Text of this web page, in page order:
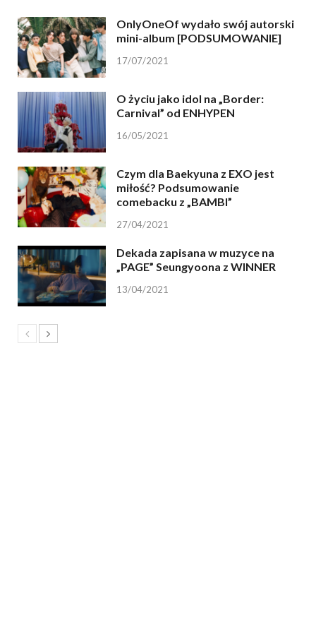
OnlyOneOf wydało swój autorski
mini-album [PODSUMOWANIE]
17/07/2021
O życiu jako idol na „Border:
Carnival” od ENHYPEN
16/05/2021
Czym dla Baekyuna z EXO jest
miłość? Podsumowanie
comebacku z „BAMBI”
27/04/2021
Dekada zapisana w muzyce na
„PAGE” Seungyoona z WINNER
13/04/2021